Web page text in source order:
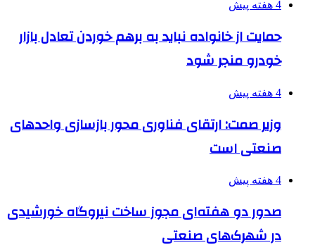
4 هفته پیش
حمایت از خانواده نباید به برهم خوردن تعادل بازار
خودرو منجر شود
4 هفته پیش
وزیر صمت: ارتقای فناوری محور بازسازی واحدهای
صنعتی است
4 هفته پیش
صدور دو هفته‌ای مجوز ساخت نیروگاه خورشیدی
در شهرک‌های صنعتی